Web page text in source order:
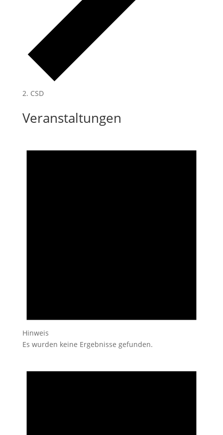
CSD
Veranstaltungen
Hinweis
Es wurden keine Ergebnisse gefunden.